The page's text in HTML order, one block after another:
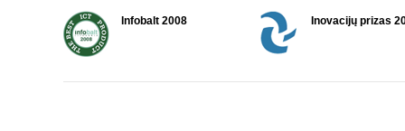
Infobalt 2008 Inovacijų prizas